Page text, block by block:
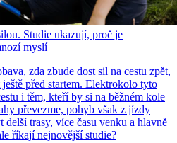
Studie ukazují, proč je
myslí
zda zbude dost sil na cestu zpět,
před startem. Elektrokolo tyto
i těm, kteří by si na běžném kole
převezme, pohyb však z jízdy
trasy, více času venku a hlavně
říkají nejnovější studie?